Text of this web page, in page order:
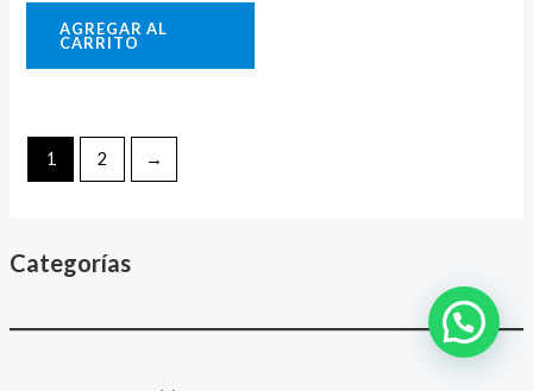
Categorías
AGREGAR AL
CARRITO
1 2 →